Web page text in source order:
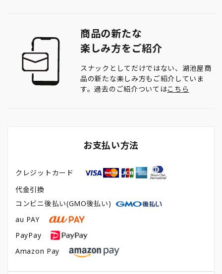
商品の新たな
楽しみ方をご紹介
スナックとしてだけではない、湖池屋商
品の新たな楽しみ方もご紹介していま
す。過去のご紹介ついてはこちら
お支払い方法
クレジットカード
代金引換
コンビニ後払い(GMO後払い)
au PAY
PayPay
Amazon Pay